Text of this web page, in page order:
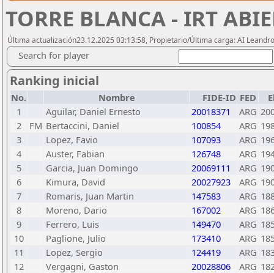
TORRE BLANCA - IRT
Última actualización23.12.2025 03:13:58, Propietario/Última carga: AI
Search for player
Ranking inicial
No. Nombre FIDE-ID FED
1
Aguilar, Daniel Ernesto 20018371 ARG
2
FM Bertaccini, Daniel 100854 ARG
3
Lopez, Favio 107093 ARG
4
Auster, Fabian 126748 ARG
5
Garcia, Juan Domingo 20069111 ARG
6
Kimura, David 20027923 ARG
7
Romaris, Juan Martin 147583 ARG
8
Moreno, Dario 167002 ARG
9
Ferrero, Luis 149470 ARG
10
Paglione, Julio 173410 ARG
11
Lopez, Sergio 124419 ARG
12
Vergagni, Gaston 20028806 ARG